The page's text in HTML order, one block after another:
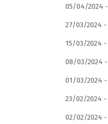
05/04/2024 -
27/03/2024 -
15/03/2024 -
08/03/2024 -
01/03/2024 -
23/02/2024 -
02/02/2024 -